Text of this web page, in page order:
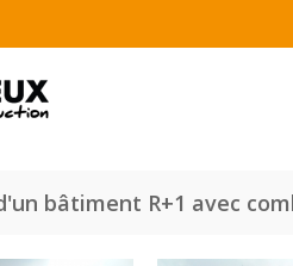
bâtiment R+1 avec